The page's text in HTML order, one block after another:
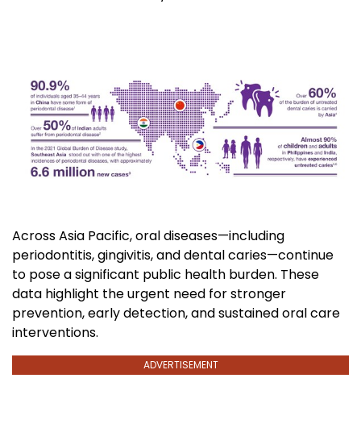
Across Asia Pacific, oral diseases—including
periodontitis, gingivitis, and dental caries—continue
to pose a significant public health burden. These
data highlight the urgent need for stronger
prevention, early detection, and sustained oral care
interventions.
ADVERTISEMENT